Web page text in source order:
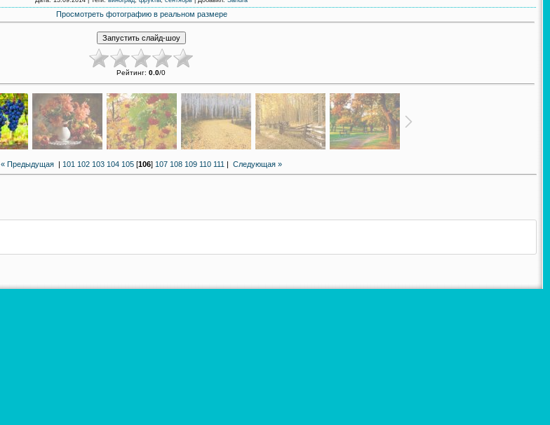
Просмотреть фотографию в реальном размере
Рейтинг: 0.0/0
« Предыдущая | 101 102 103 104 105 [106] 107 108 109 110 111 | Следующая »